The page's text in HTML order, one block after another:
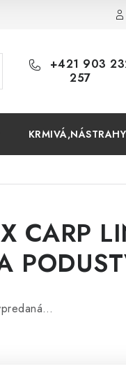
+421 903
257
KRMIVÁ,NÁSTRAHY
CARP